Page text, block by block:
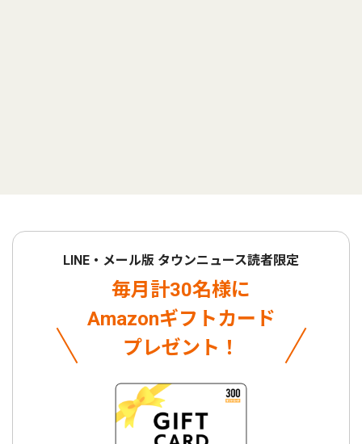
LINE・メール版 タウンニュース読者限定
毎月計30名様に
Amazonギフトカード
プレゼント！